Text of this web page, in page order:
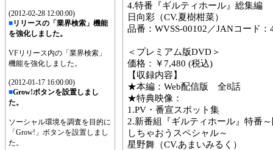
(2012-02-28 12:00:00)
■リリースの「業界検索」機能
を強化しました。
VFリリース内の「業界検索」
機能を強化しました。
(2012-01-17 16:00:00)
■Grow!ボタンを設置しまし
た。
ソーシャル環境を調査を目的に
「Grow!」ボタンを設置しまし
た。
4.特番『ギルティホール』総集編
日向彩（CV.夏樹柑菜）
品番：WVSS-00102／JANコード：
＜プレミアム版DVD＞
価格：￥7,480 (税込)
【収録内容】
★本編：Web配信版 全8話
★特典映像：
1.PV・番宣スポット集
2.新番組『ギルティホール』特番
しちゃおうスペシャル～
星野舞（CV.あまいみるく）